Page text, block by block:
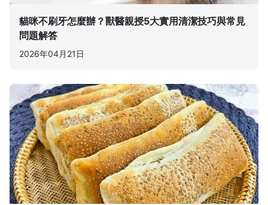
貓咪不刷牙怎麼辦？獸醫親授5大實用清潔技巧與常見
問題解答
2026年04月21日